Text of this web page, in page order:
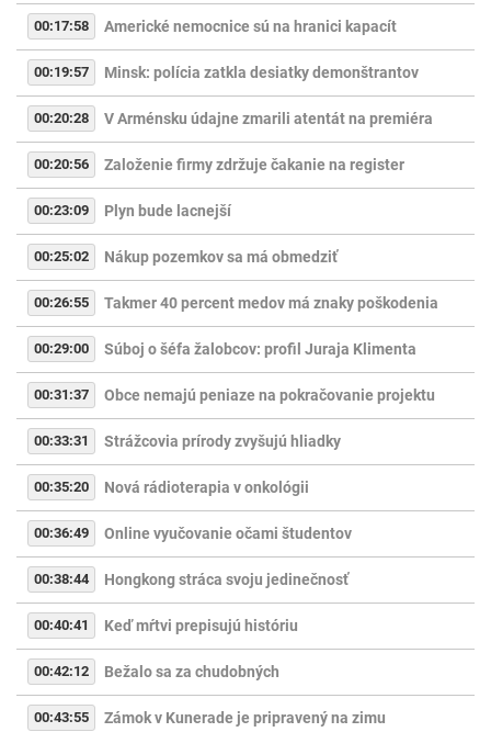
00:17:58 Americké nemocnice sú na hranici kapacít
00:19:57 Minsk: polícia zatkla desiatky demonštrantov
00:20:28 V Arménsku údajne zmarili atentát na premiéra
00:20:56 Založenie firmy zdržuje čakanie na register
00:23:09 Plyn bude lacnejší
00:25:02 Nákup pozemkov sa má obmedziť
00:26:55 Takmer 40 percent medov má znaky poškodenia
00:29:00 Súboj o šéfa žalobcov: profil Juraja Klimenta
00:31:37 Obce nemajú peniaze na pokračovanie projektu
00:33:31 Strážcovia prírody zvyšujú hliadky
00:35:20 Nová rádioterapia v onkológii
00:36:49 Online vyučovanie očami študentov
00:38:44 Hongkong stráca svoju jedinečnosť
00:40:41 Keď mŕtvi prepisujú históriu
00:42:12 Bežalo sa za chudobných
00:43:55 Zámok v Kunerade je pripravený na zimu